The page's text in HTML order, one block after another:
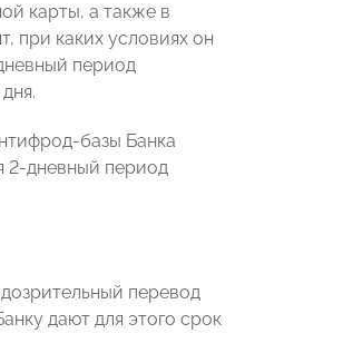
карты, а также в
при каких условиях он
период
базы Банка
2-дневный период
перевод
дают для этого срок